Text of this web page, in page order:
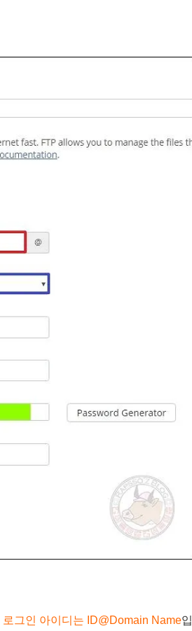
로그인 아이디는 ID@Domain Name입